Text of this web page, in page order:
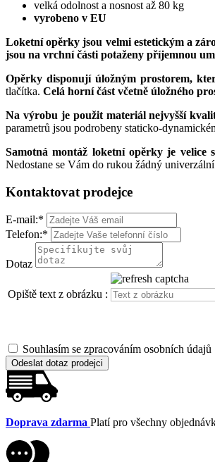
velká odolnost a nosnost až 80 kg
vyrobeno v EU
Loketní opěrky jsou velmi estetickým a
jsou na vrchní části potaženy příjemnou
Opěrky disponují úložným prostorem,
tlačítka. Celá horní část včetně úložného
Na výrobu je použit materiál nejvyšší
parametrů jsou podrobeny staticko-
Samotná montáž loketní opěrky je velice
Nedostane se Vám do rukou žádný
Kontaktovat prodejce
E-mail:*
Telefon:*
Dotaz
Opiště text z obrázku :
Souhlasím se zpracováním osobních údajů
Odeslat dotaz prodejci
Doprava zdarma Platí pro všechny